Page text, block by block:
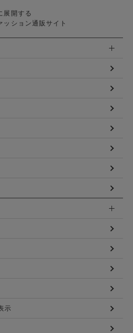
展開する
ッション通販サイト
示